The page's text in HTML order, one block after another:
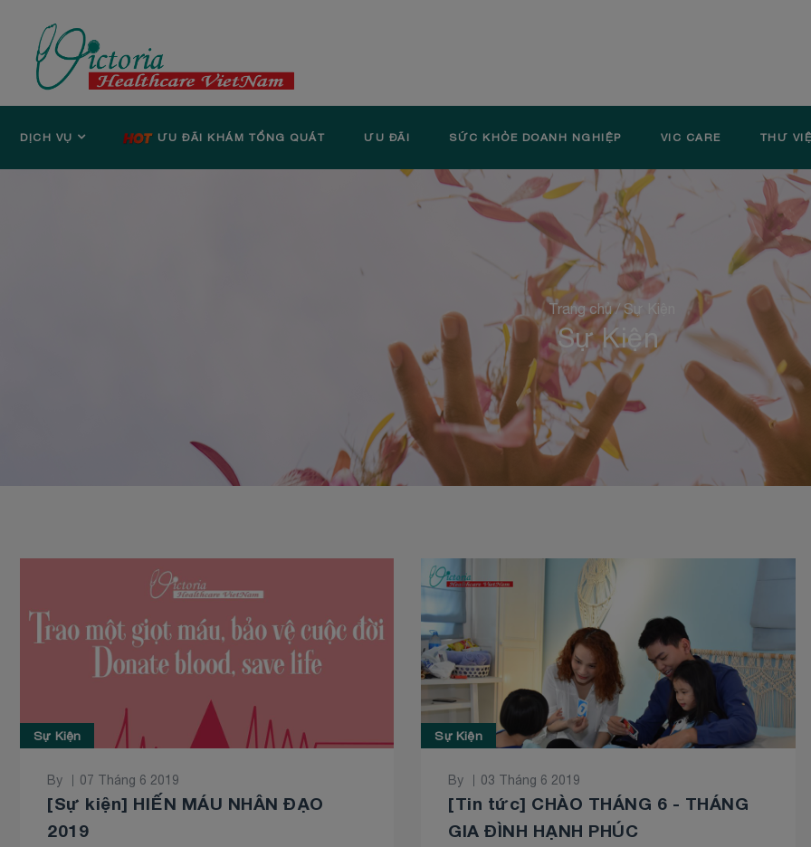
DỊCH VỤ ƯU ĐÃI KHÁM TỔNG QUÁT ƯU ĐÃI SỨC KHỎE DOANH NGHIỆP VIC CARE THƯ
Trang chủ / Sự Kiện
Sự Kiện
Sự Kiện
By 07 Tháng 6 2019
[Sự kiện] HIẾN MÁU NHÂN ĐẠO
2019
Sự Kiện
By 03 Tháng 6 2019
[Tin tức] CHÀO THÁNG 6 - THÁNG
GIA ĐÌNH HẠNH PHÚC